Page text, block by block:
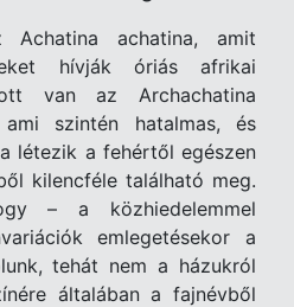
achatina, amit
hívják óriás afrikai
van az Archachatina
szintén hatalmas, és
létezik a fehértől egészen
kilencféle található meg.
– a közhiedelemmel
emlegetésekor a
tehát nem a házukról
általában a fajnévből